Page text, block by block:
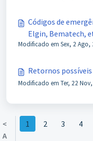
Códigos de
Elgin, Bematech,
Modificado em Sex, 2 Ago,
Retornos
Modificado em Ter, 22
<
A
1 2 3 4